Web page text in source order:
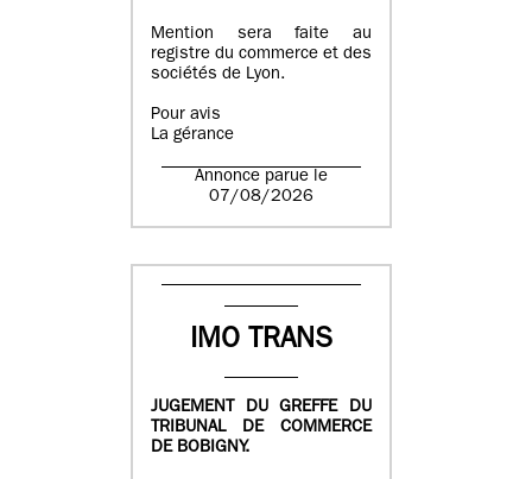
Mention sera faite au
registre du commerce et des
sociétés de Lyon.
Pour avis
La gérance
Annonce parue le
07/08/2026
IMO TRANS
JUGEMENT DU GREFFE DU
TRIBUNAL DE COMMERCE
DE BOBIGNY.